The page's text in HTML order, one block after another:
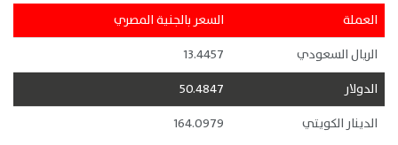
العملة
السعر بالجنية المصري
الريال السعودي
13.4457
الدولار
50.4847
الدينار الكويتي
164.0979